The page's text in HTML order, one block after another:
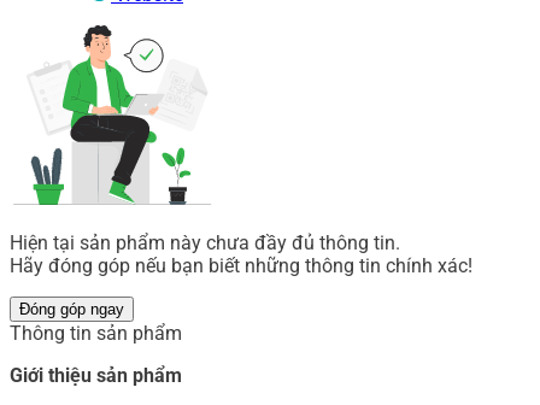
Hiện tại sản phẩm này chưa đầy đủ thông tin.
Hãy đóng góp nếu bạn biết những thông tin chính xác!
Đóng góp ngay
Thông tin sản phẩm
Giới thiệu sản phẩm